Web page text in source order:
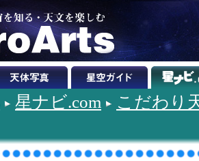
星ナビ.com
こだわり